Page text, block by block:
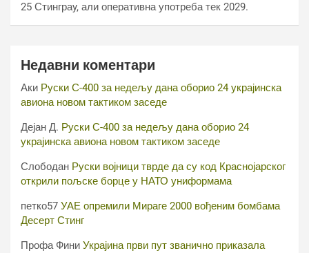
25 Стинграy, али оперативна употреба тек 2029.
Недавни коментари
Аки Руски С-400 за недељу дана оборио 24 украјинска
авиона новом тактиком заседе
Дејан Д. Руски С-400 за недељу дана оборио 24
украјинска авиона новом тактиком заседе
Слободан Руски војници тврде да су код Краснојарског
открили пољске борце у НАТО униформама
петко57 УАЕ опремили Мираге 2000 вођеним бомбама
Десерт Стинг
Профа Фини Украјина први пут званично приказала